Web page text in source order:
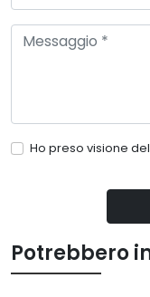
Ho preso visione
Potrebbero